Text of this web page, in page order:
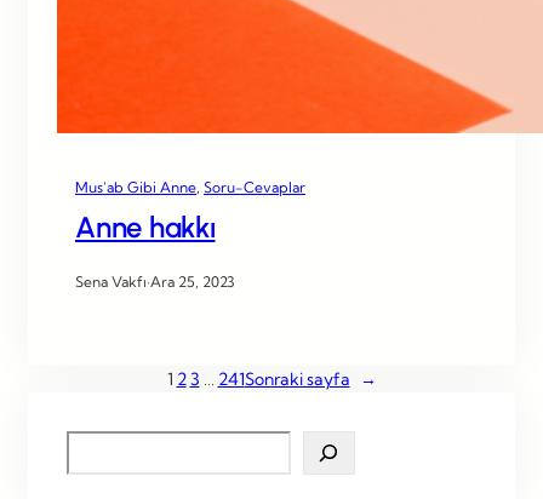
Mus’ab Gibi Anne Soru-Cevaplar
Anne hakkı
Sena Vakfı·Ara 25, 2023
1 23 … 241Sonraki sayfa →
e